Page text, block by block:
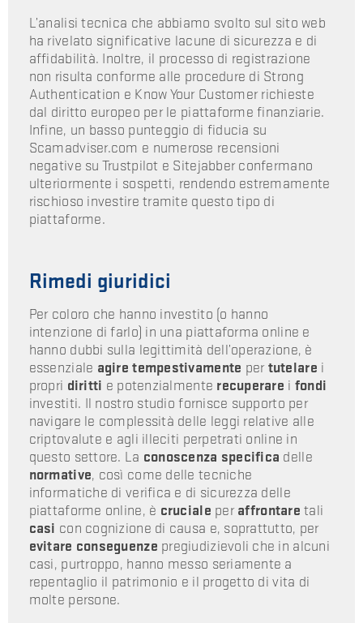
L’analisi tecnica che abbiamo svolto sul sito web
ha rivelato significative lacune di sicurezza e di
affidabilità. Inoltre, il processo di registrazione
non risulta conforme alle procedure di Strong
Authentication e Know Your Customer richieste
dal diritto europeo per le piattaforme finanziarie.
Infine, un basso punteggio di fiducia su
Scamadviser.com e numerose recensioni
negative su Trustpilot e Sitejabber confermano
ulteriormente i sospetti, rendendo estremamente
rischioso investire tramite questo tipo di
piattaforme.
Rimedi giuridici
Per coloro che hanno investito (o hanno
intenzione di farlo) in una piattaforma online e
hanno dubbi sulla legittimità dell’operazione, è
essenziale agire tempestivamente pertutelare i
propri diritti e potenzialmente recuperare i fondi
investiti. Il nostro studio fornisce supporto per
navigare le complessità delle leggi relative alle
criptovalute e agli illeciti perpetrati online in
questo settore. La conoscenza specifica delle
normative, così come delle tecniche
informatiche di verifica e di sicurezza delle
piattaforme online, è cruciale peraffrontare tali
casi con cognizione di causa e, soprattutto, per
evitare conseguenze pregiudizievoli che in alcuni
casi, purtroppo, hanno messo seriamente a
repentaglio il patrimonio e il progetto di vita di
molte persone.